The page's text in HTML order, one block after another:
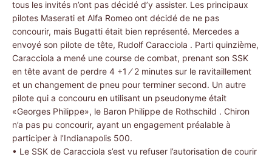
tous les invités n’ont pas décidé d’y assister. Les principaux
pilotes Maserati et Alfa Romeo ont décidé de ne pas
concourir, mais Bugatti était bien représenté. Mercedes a
envoyé son pilote de tête, Rudolf Caracciola . Parti quinzième,
Caracciola a mené une course de combat, prenant son SSK
en tête avant de perdre 4 +1 ⁄ 2 minutes sur le ravitaillement
et un changement de pneu pour terminer second. Un autre
pilote qui a concouru en utilisant un pseudonyme était
«Georges Philippe», le Baron Philippe de Rothschild . Chiron
n’a pas pu concourir, ayant un engagement préalable à
participer à l’Indianapolis 500.
• Le SSK de Caracciola s’est vu refuser l’autorisation de courir